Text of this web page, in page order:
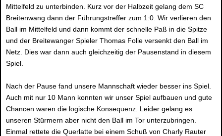
Mittelfeld zu unterbinden. Kurz vor der Halbzeit gelang dem SC
Breitenwang dann der Führungstreffer zum 1:0. Wir verlieren den
Ball im Mittelfeld und dann kommt der schnelle Paß in die Spitze
und der Breitewanger Spieler Thomas Folie versenkt den Ball im
Netz. Dies war dann auch gleichzeitig der Pausenstand in diesem
Spiel.
Nach der Pause fand unsere Mannschaft wieder besser ins Spiel.
Auch mit nur 10 Mann konnten wir unser Spiel aufbauen und gute
Chancen waren die logische Konsequenz. Leider gelang es
unseren Stürmern aber nicht den Ball im Tor unterzubringen.
Einmal rettete die Querlatte bei einem Schuß von Charly Rauter